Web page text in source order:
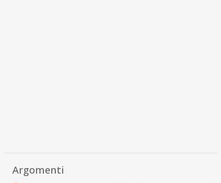
Argomenti